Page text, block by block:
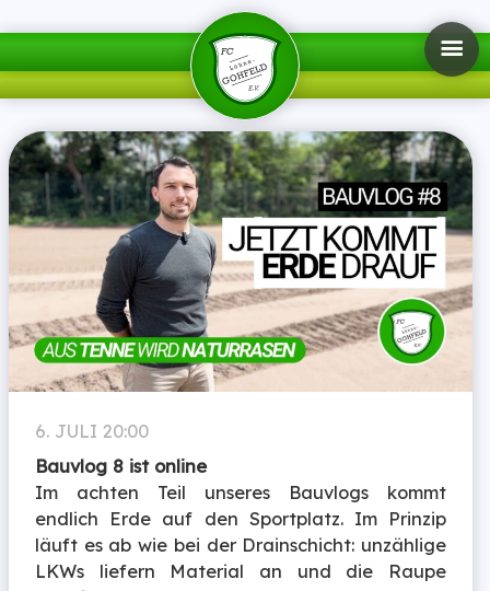
6. JULI 20:00
Bauvlog 8 ist online
Im achten Teil unseres Bauvlogs kommt
endlich Erde auf den Sportplatz. Im Prinzip
läuft es ab wie bei der Drainschicht: unzählige
LKWs liefern Material an und die Raupe